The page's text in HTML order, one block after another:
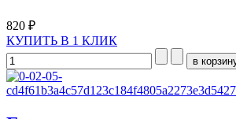
820 ₽
КУПИТЬ В 1 КЛИК